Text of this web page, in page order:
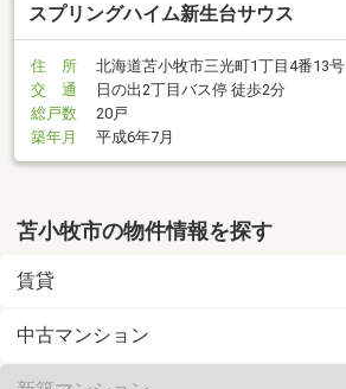
スプリングハイム新生台サウス
住 所
北海道苫小牧市三光町1丁目4番13号
交 通
日の出2丁目バス停 徒歩2分
総戸数
20戸
築年月
平成6年7月
苫小牧市の物件情報を探す
賃貸
中古マンション